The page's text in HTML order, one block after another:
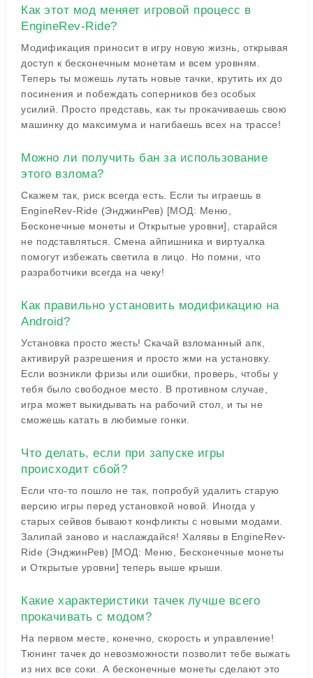
Как этот мод меняет игровой процесс в
EngineRev-Ride?
Модификация приносит в игру новую жизнь, открывая
доступ к бесконечным монетам и всем уровням.
Теперь ты можешь лутать новые тачки, крутить их до
посинения и побеждать соперников без особых
усилий. Просто представь, как ты прокачиваешь свою
машинку до максимума и нагибаешь всех на трассе!
Можно ли получить бан за использование
этого взлома?
Скажем так, риск всегда есть. Если ты играешь в
EngineRev-Ride (ЭнджинРев) [МОД: Меню,
Бесконечные монеты и Открытые уровни], старайся
не подставляться. Смена айпишника и виртуалка
помогут избежать светила в лицо. Но помни, что
разработчики всегда на чеку!
Как правильно установить модификацию на
Android?
Установка просто жесть! Скачай взломанный апк,
активируй разрешения и просто жми на установку.
Если возникли фризы или ошибки, проверь, чтобы у
тебя было свободное место. В противном случае,
игра может выкидывать на рабочий стол, и ты не
сможешь катать в любимые гонки.
Что делать, если при запуске игры
происходит сбой?
Если что-то пошло не так, попробуй удалить старую
версию игры перед установкой новой. Иногда у
старых сейвов бывают конфликты с новыми модами.
Залипай заново и наслаждайся! Халявы в EngineRev-
Ride (ЭнджинРев) [МОД: Меню, Бесконечные монеты
и Открытые уровни] теперь выше крыши.
Какие характеристики тачек лучше всего
прокачивать с модом?
На первом месте, конечно, скорость и управление!
Тюнинг тачек до невозможности позволит тебе выжать
из них все соки. А бесконечные монеты сделают это